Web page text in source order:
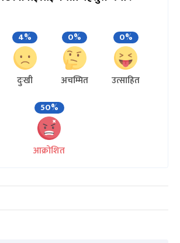
4%
दुःखी
0%
अचम्मित
0%
उत्साहित
50%
आक्रोशित